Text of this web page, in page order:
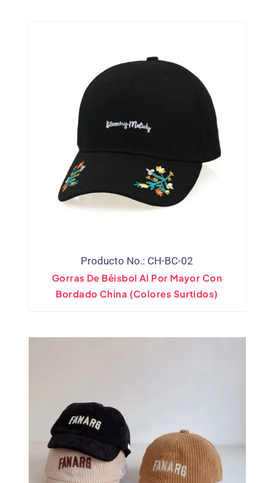
Producto No.: CH-BC-02
Gorras De Béisbol Al Por Mayor Con
Bordado China (Colores Surtidos)